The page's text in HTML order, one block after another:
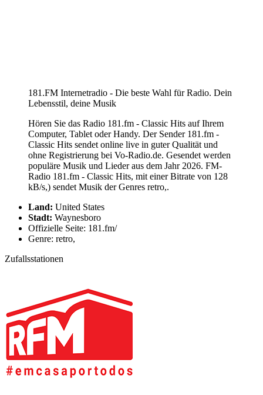
181.FM Internetradio - Die beste Wahl für Radio. Dein
Lebensstil, deine Musik
Hören Sie das Radio 181.fm - Classic Hits auf Ihrem
Computer, Tablet oder Handy. Der Sender 181.fm -
Classic Hits sendet online live in guter Qualität und
ohne Registrierung bei Vo-Radio.de. Gesendet werden
populäre Musik und Lieder aus dem Jahr 2026. FM-
Radio 181.fm - Classic Hits, mit einer Bitrate von 128
kB/s,) sendet Musik der Genres retro,.
Land: United States
Stadt: Waynesboro
Offizielle Seite: 181.fm/
Genre: retro,
Zufallsstationen